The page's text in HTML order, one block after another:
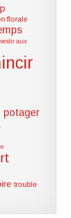
florale
aux
potager
trouble